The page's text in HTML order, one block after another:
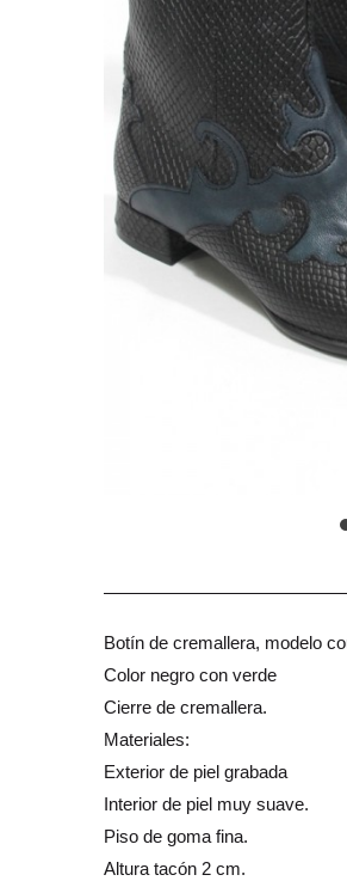
Botín de cremallera, modelo
Color negro con verde
Cierre de cremallera.
Materiales:
Exterior de piel grabada
Interior de piel muy suave.
Piso de goma fina.
Altura tacón 2 cm.